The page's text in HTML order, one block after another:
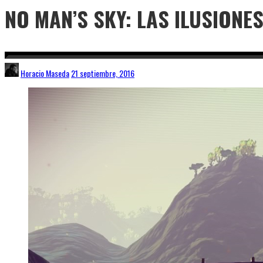
NO MAN’S SKY: LAS ILUSIONES
Horacio Maseda21 septiembre, 2016